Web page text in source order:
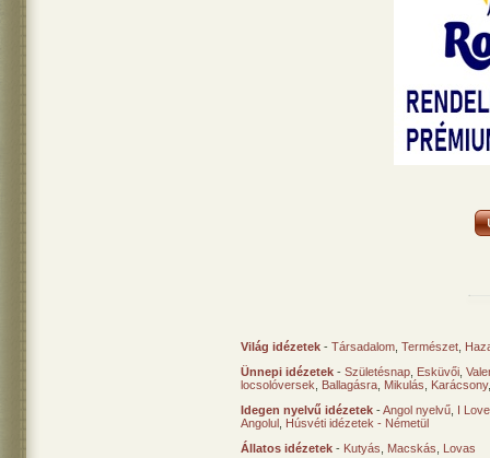
Világ idézetek - Társadalom Természet
Ünnepi idézetek - Születésnap Esküvői
locsolóversek
Ballagásra Mikulás Karácsony
Idegen nyelvű idézetek -Angol nyelvű I
Angolul Húsvéti idézetek - Németül
Állatos idézetek - Kutyás Macskás
Lovas